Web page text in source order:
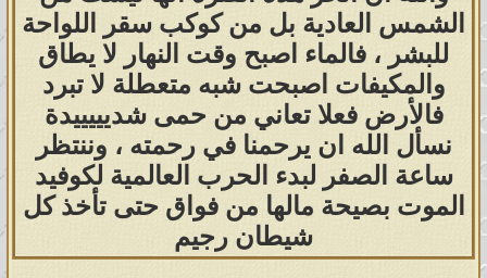
الشمس العادية بل من كوكب سقر اللواحة
للبشر ، فالماء اصبح وقت النهار لا يطاق
والمكيفات اصبحت شبه متعطلة لا تبرد
فالأرض فعلا تعاني من حمى شديييييدة
نسأل الله ان يرحمنا في رحمته ، وننتظر
ساعة الصفر لبدء الحرب العالمية لكوفيد
الموت بصيحة مالها من فواق حتى تأخذ كل
شيطان رجيم